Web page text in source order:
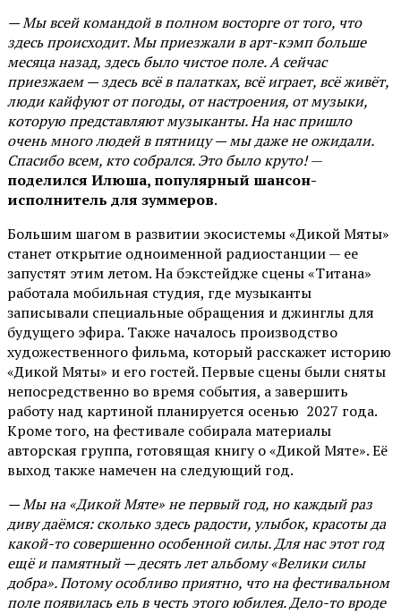
— Мы всей командой в полном восторге от того, что
здесь происходит. Мы приезжали в арт-кэмп больше
месяца назад, здесь было чистое поле. А сейчас
приезжаем — здесь всё в палатках, всё играет, всё живёт,
люди кайфуют от погоды, от настроения, от музыки,
которую представляют музыканты. На нас пришло
очень много людей в пятницу — мы даже не ожидали.
Спасибо всем, кто собрался. Это было круто!—
поделился Илюша, популярный шансон-
исполнитель для зуммеров.
Большим шагом в развитии экосистемы «Дикой Мяты»
станет открытие одноименной радиостанции — ее
запустят этим летом. На бэкстейдже сцены «Титана»
работала мобильная студия, где музыканты
записывали специальные обращения и джинглы для
будущего эфира. Также началось производство
художественного фильма, который расскажет историю
«Дикой Мяты» и его гостей. Первые сцены были сняты
непосредственно во время события, а завершить
работу над картиной планируется осенью 2027 года.
Кроме того, на фестивале собирала материалы
авторская группа, готовящая книгу о «Дикой Мяте». Её
выход также намечен на следующий год.
— Мы на «Дикой Мяте» не первый год, но каждый раз
диву даёмся: сколько здесь радости, улыбок, красоты да
какой-то совершенно особенной силы. Для нас этот год
ещё и памятный — десять лет альбому «Велики силы
добра». Потому особливо приятно, что на фестивальном
поле появилась ель в честь этого юбилея. Дело-то вроде